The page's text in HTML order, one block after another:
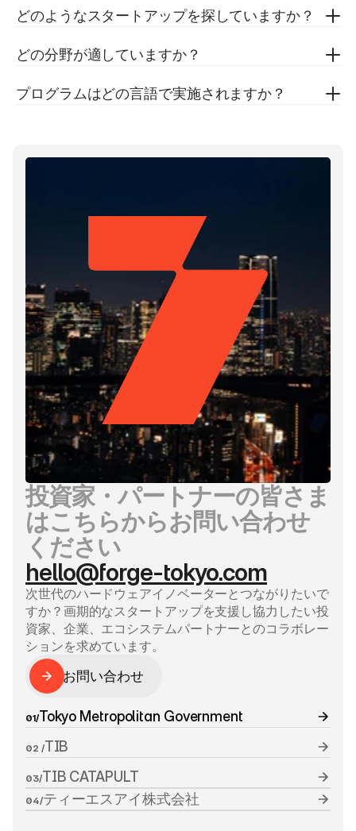
どのようなスタートアップを探していますか？
どの分野が適していますか？
プログラムはどの言語で実施されますか？
投資家・パートナーの皆さま
はこちらからお問い合わせ
ください
hello@forge-tokyo.com
次世代のハードウェアイノベーターとつながりたいで
すか？画期的なスタートアップを支援し協力したい投
資家、企業、エコシステムパートナーとのコラボレー
ションを求めています。
お問い合わせ
01/Tokyo Metropolitan Government
02 /TIB
03/TIB CATAPULT
04/ティーエスアイ株式会社